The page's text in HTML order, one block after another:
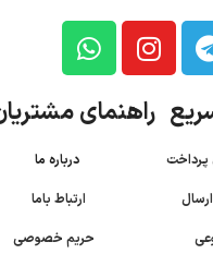
راهنمای
درباره ما
ارتباط باما
حریم خصوصی